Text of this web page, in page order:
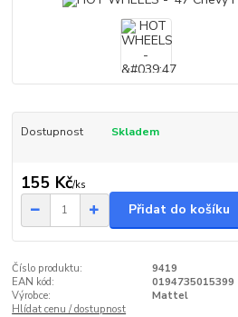
Dostupnost Skladem
155 Kč/ks
Přidat do košíku
Číslo produktu:
9419
EAN kód:
0194735015399
Výrobce:
Mattel
Hlídat cenu / dostupnost